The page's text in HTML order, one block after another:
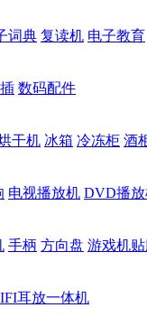
词典 复读机 电子教育
数码配件
干机 冰箱 冷冻柜 酒
电视播放机 DVD播
手柄 方向盘 游戏机
耳放一体机